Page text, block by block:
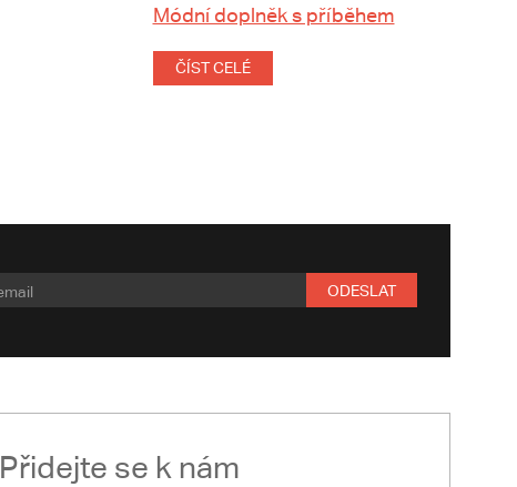
Módní doplněk s příběhem
ČÍST CELÉ
ODESLAT
Přidejte se k nám